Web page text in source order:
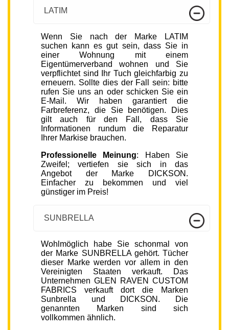
LATIM
Wenn Sie nach der Marke LATIM
suchen kann es gut sein, dass Sie in
einer Wohnung mit einem
Eigentümerverband wohnen und Sie
verpflichtet sind Ihr Tuch gleichfarbig zu
erneuern. Sollte dies der Fall sein: bitte
rufen Sie uns an oder schicken Sie ein
E-Mail. Wir haben garantiert die
Farbreferenz, die Sie benötigen. Dies
gilt auch für den Fall, dass Sie
Informationen rundum die Reparatur
Ihrer Markise brauchen.
Professionelle Meinung: Haben Sie
Zweifel; vertiefen sie sich in das
Angebot der Marke DICKSON.
Einfacher zu bekommen und viel
günstiger im Preis!
SUNBRELLA
Wohlmöglich habe Sie schonmal von
der Marke SUNBRELLA gehört. Tücher
dieser Marke werden vor allem in den
Vereinigten Staaten verkauft. Das
Unternehmen GLEN RAVEN CUSTOM
FABRICS verkauft dort die Marken
Sunbrella und DICKSON. Die
genannten Marken sind sich
vollkommen ähnlich.